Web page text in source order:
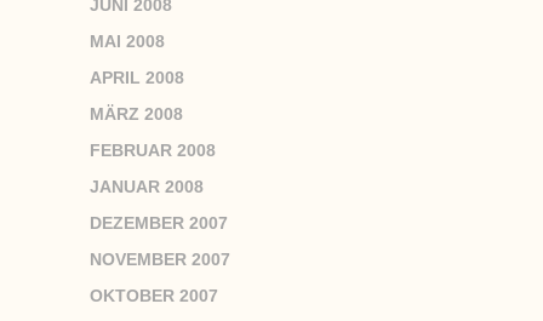
JUNI 2008
MAI 2008
APRIL 2008
MÄRZ 2008
FEBRUAR 2008
JANUAR 2008
DEZEMBER 2007
NOVEMBER 2007
OKTOBER 2007